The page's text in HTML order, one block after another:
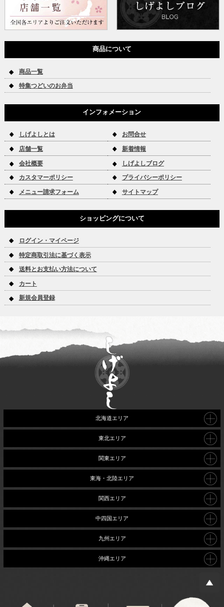
商品について
商品一覧
特集つどいのお弁当
インフォメーション
しげよしとは お問合せ
店舗一覧 新着情報
会社概要 しげよしブログ
カスタマーポリシー プライバシーポリシー
メニュー請求フォーム サイトマップ
ショッピングについて
ログイン・マイページ
特定商取引法に基づく表示
送料とお支払い方法について
カート
新規会員登録
北海道エリア
東北エリア
関東エリア
東海・北陸エリア
関西エリア
中四国エリア
九州エリア
沖縄エリア